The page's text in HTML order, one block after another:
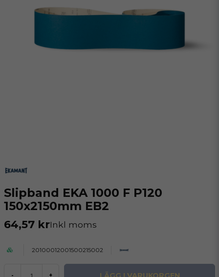
Slipband EKA 1000 F P120
150x2150mm EB2
64,57 krInkl moms
20100012001500215002
- +